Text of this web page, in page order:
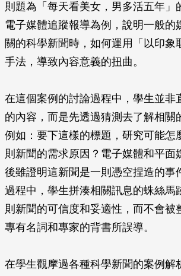
則題為「每天看美女，男多活五年」
電子媒體追蹤報導為例，說明一般的
關的科學新聞時，如何運用「以印象
手法，導致內容意義的扭曲。
在這個案例的討論過程中，學生並非
的內容，而是先透過猜測去了解相關
例如：要下這樣的標題，研究可能怎
則新聞的需求原因？電子媒體和平面
後雖證明這新聞是一則憑空捏造的事
過程中，學生拼湊相關訊息的蛛絲馬
則新聞的可信度和妥適性，而不會被
專有名詞和專家的背書所誤導。
在學生觀摩過各種科學新聞的案例解